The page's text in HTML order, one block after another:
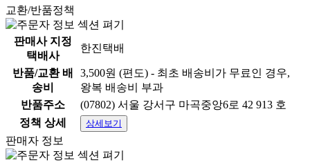
교환/반품정책
판매사 지정
택배사
한진택배
반품/교환 배
송비
3,500원 (편도) - 최초 배송비가 무료인 경우,
왕복 배송비 부과
반품주소
(07802) 서울 강서구 마곡중앙6로 42 913 호
정책 상세
상세보기
판매자 정보